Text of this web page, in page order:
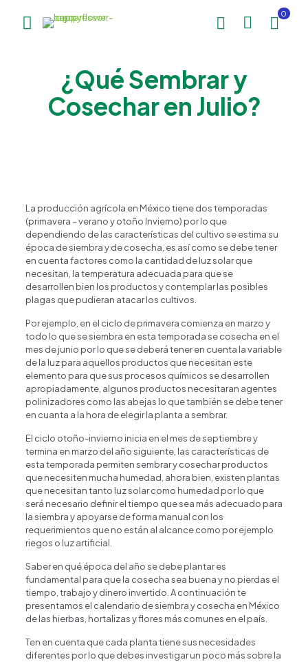
0
¿Qué Sembrar y
Cosechar en Julio?
La producción agrícola en México tiene dos temporadas
(primavera – verano y otoño Invierno) por lo que
dependiendo de las características del cultivo se estima su
época de siembra y de cosecha, es así como se debe tener
en cuenta factores como la cantidad de luz solar que
necesitan, la temperatura adecuada para que se
desarrollen bien los productos y contemplar las posibles
plagas que pudieran atacar los cultivos.
Por ejemplo, en el ciclo de primavera comienza en marzo y
todo lo que se siembra en esta temporada se cosecha en el
mes de junio por lo que se deberá tener en cuenta la variable
de la luz para aquellos productos que necesitan este
elemento para que sus procesos químicos se desarrollen
apropiadamente, algunos productos necesitaran agentes
polinizadores como las abejas lo que también se debe tener
en cuanta a la hora de elegir la planta a sembrar.
El ciclo otoño-invierno inicia en el mes de septiembre y
termina en marzo del año siguiente, las características de
esta temporada permiten sembrar y cosechar productos
que necesiten mucha humedad, ahora bien, existen plantas
que necesitan tanto luz solar como humedad por lo que
será necesario definir el tiempo que sea más adecuado para
la siembra y apoyarse de forma manual con los
requerimientos que no están al alcance como por ejemplo
riegos o luz artificial.
Saber en qué época del año se debe plantar es
fundamental para que la cosecha sea buena y no pierdas el
tiempo, trabajo y dinero invertido. A continuación te
presentamos el calendario de siembra y cosecha en México
de las hierbas, hortalizas y flores más comunes en el país.
Ten en cuenta que cada planta tiene sus necesidades
diferentes por lo que debes investigar un poco más sobre la